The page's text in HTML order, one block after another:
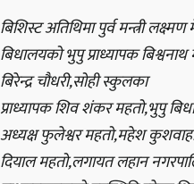
बिशिस्ट अतिथिमा पुर्व मन्त्री
बिधालयको भुपु प्राध्यापक
बिरेन्द्र चौधरी,सोही स्कुलका
प्राध्यापक शिव शंकर महतो,भुपु
अध्यक्ष फुलेश्वर महतो,महेश
दियाल महतो,लगायत लहान